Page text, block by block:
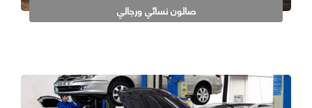
صالون نسائي ورجالي